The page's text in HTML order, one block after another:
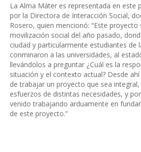
La Alma Máter es representada en este
por la Directora de Interacción Social,
Rosero, quien mencionó: “Este proyecto
movilización social del año pasado,
ciudad y particularmente estudiantes de
conminaron a las universidades, al
llevándolos a preguntar ¿Cuál es la
situación y el contexto actual? Desde
de trabajar un proyecto que sea
esfuerzos de distintas necesidades, y
venido trabajando arduamente en
de este proyecto.”